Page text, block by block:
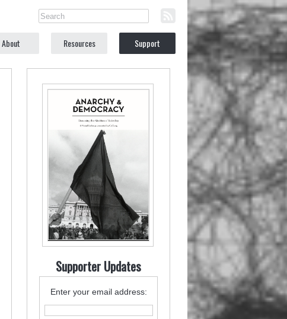
About Resources Support
Supporter Updates
Enter your email address: